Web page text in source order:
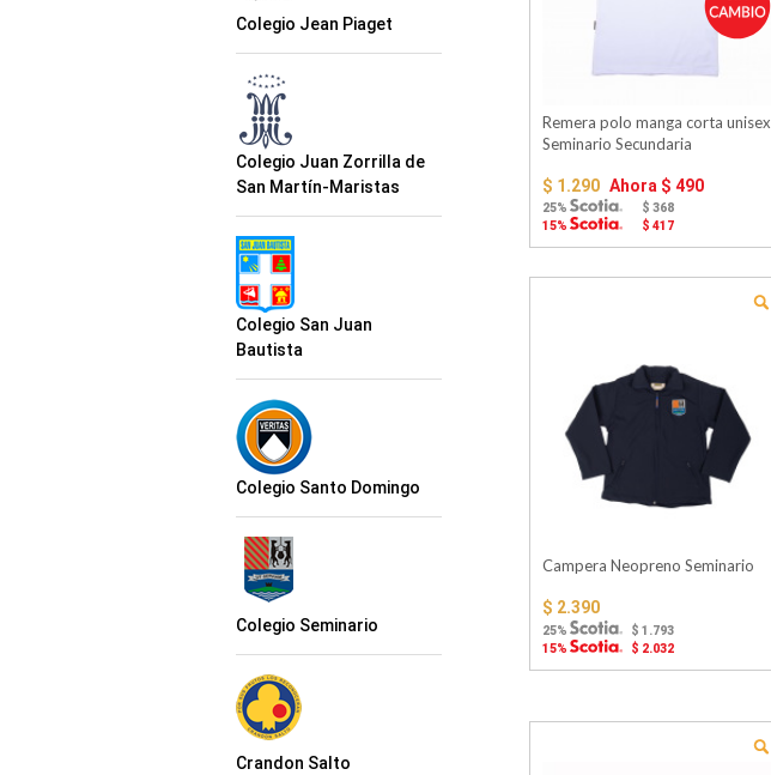
Colegio Jean Piaget
Colegio Juan Zorrilla de
San Martín-Maristas
Colegio San Juan
Bautista
Colegio Santo Domingo
Colegio Seminario
Crandon Salto
Remera polo manga corta unisex
Seminario Secundaria
$ 1.290 Ahora $ 490
25%
$ 368
15%
$ 417
Campera Neopreno Seminario
$ 2.390
25%
$ 1.793
15%
$ 2.032